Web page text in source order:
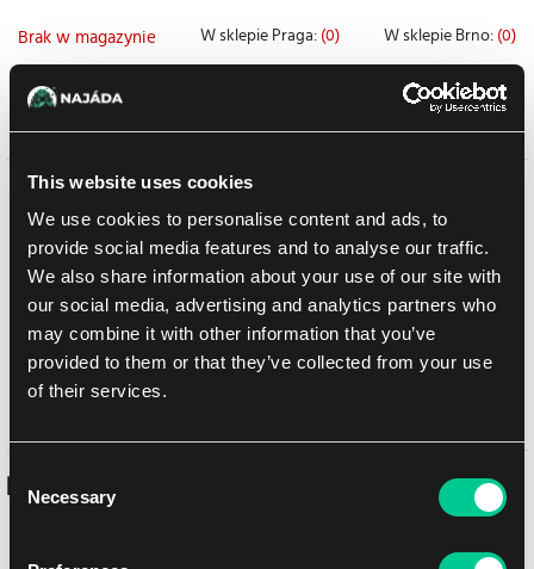
This website uses cookies
We use cookies to personalise content and ads, to
provide social media features and to analyse our traffic.
We also share information about your use of our site with
our social media, advertising and analytics partners who
may combine it with other information that you’ve
provided to them or that they’ve collected from your use
of their services.
Consent
Selection
Necessary
Brak w magazynie W sklepie Praga: (0) W sklepie Brno: (0)
Dodaj do listy zakupów
Szczegółowy opis
Powróć do Śródziemia i przeżyj wielki początek ponadczasowej
opowieści! Wyrusz z The Shire wraz z Bilbem, Gandalfem i ich
kompanią krasnoludów w pogoni za bogactwem, przygodą i
przerażającym smokiem Smaugiem.
Gromadź i rekrutuj swoje armie w cieniu Samotnej Góry, a
następnie stocz bitwę o skarby Ereboru!
Podobne produkty